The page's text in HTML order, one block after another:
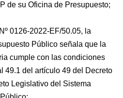
de su Oficina de Presupuesto;
0126-2022-EF/50.05, la
Público señala que la
cumple con las condiciones
49.1 del artículo 49 del Decreto
Legislativo del Sistema